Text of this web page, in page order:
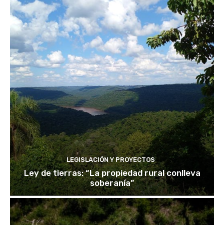
LEGISLACIÓN Y PROYECTOS
Ley de tierras: “La propiedad rural conlleva
soberanía”